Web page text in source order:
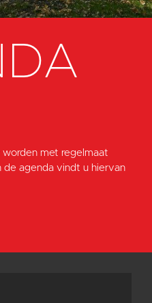
worden met regelmaat
de agenda vindt u hiervan